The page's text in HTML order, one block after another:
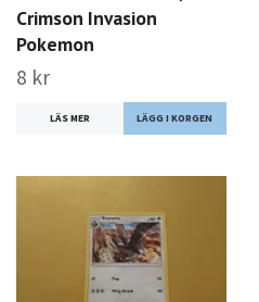
Crimson Invasion
Pokemon
8 kr
LÄS MER